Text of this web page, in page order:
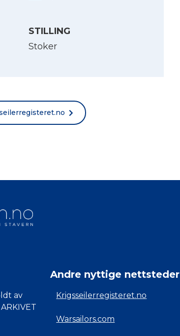
STILLING
Stoker
av
Andre nyttige nettsteder
Krigsseilerregisteret.no
Warsailors.com